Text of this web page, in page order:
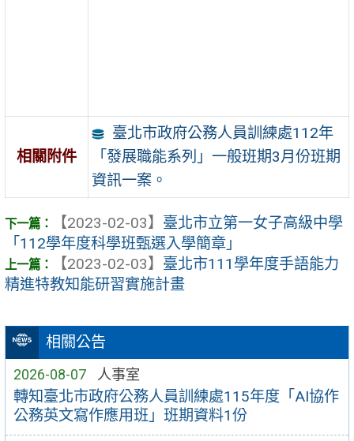
相關公告
2026-08-07 人事室
轉知臺北市政府公務人員訓練處115年度「AI協作
公務英文寫作應用班」班期資料1份
相關附件
臺北市政府公務人員訓練處112年
「發展職能系列」一般班期3月份班期
資訊一案。
【2023-02-03】 臺北市立第一女子高級中學
「112學年度科學班甄選入學簡章」
【2023-02-03】 臺北市111學年度手語能力
精進特教知能研習實施計畫